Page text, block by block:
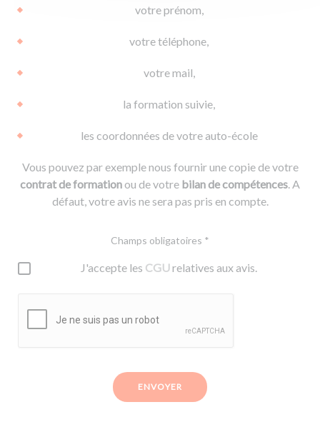
votre prénom,
votre téléphone,
votre mail,
la formation suivie,
les coordonnées de votre auto-école
Vous pouvez par exemple nous fournir une copie de votre
contrat de formationou de votre bilan de compétences. A
défaut, votre avis ne sera pas pris en compte.
Champs obligatoires *
J'accepte les CGUrelatives aux avis.
ENVOYER